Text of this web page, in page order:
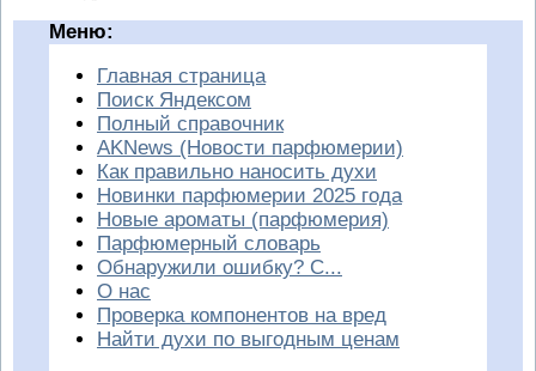
Меню:
Главная страница
Поиск Яндексом
Полный справочник
AKNews (Новости парфюмерии)
Как правильно наносить духи
Новинки парфюмерии 2025 года
Новые ароматы (парфюмерия)
Парфюмерный словарь
Обнаружили ошибку? С...
О нас
Проверка компонентов на вред
Найти духи по выгодным ценам